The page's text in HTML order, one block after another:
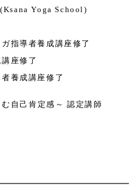
Yoga School)
ガ共催:
養成講座修了
修了
者養成講座修了
自己肯定感～ 認定講師